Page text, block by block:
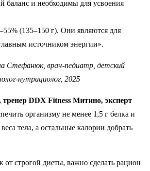
баланс и необходимы для усвоения
(135–150 г). Они являются для
источником энергии».
Стефанюк, врач-педиатр, детский
нутрициолог, 2025
DDX Fitness Митино, эксперт
организму не менее 1,5 г белка и
тела, а остальные калории добрать
от строгой диеты, важно сделать рацион